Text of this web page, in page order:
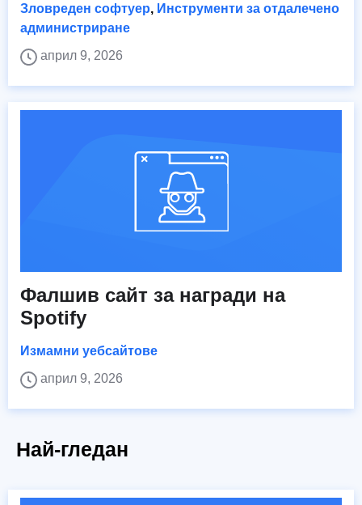
Зловреден софтуер, Инструменти за отдалечено
администриране
април 9, 2026
Фалшив сайт за награди на
Spotify
Измамни уебсайтове
април 9, 2026
Най-гледан